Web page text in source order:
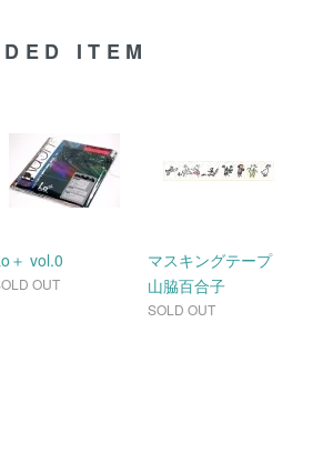
ITEM
＋ vol.0
OUT
マスキングテープ
山脇百合子
SOLD OUT